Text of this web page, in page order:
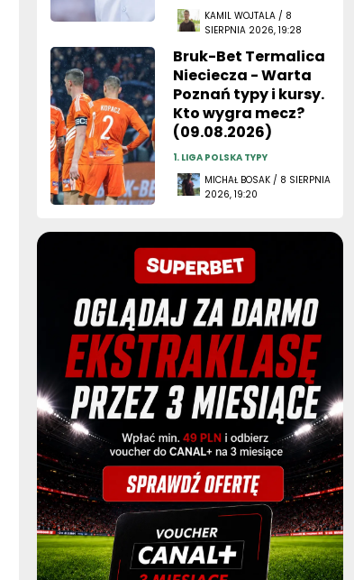
KAMIL WOJTALA / 8
SIERPNIA 2026, 19:28
Bruk-Bet Termalica
Nieciecza - Warta
Poznań typy i kursy.
Kto wygra mecz?
(09.08.2026)
1. LIGA POLSKA TYPY
MICHAŁ BOSAK / 8 SIERPNIA
2026, 19:20